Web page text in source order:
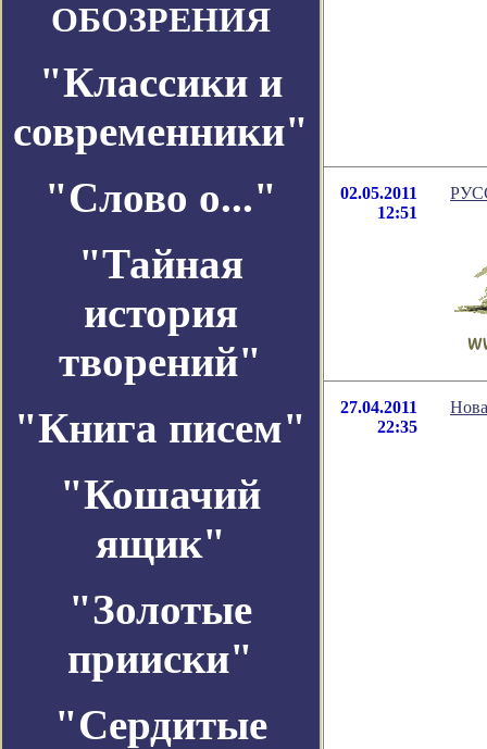
ОБОЗРЕНИЯ
"Классики и
современники"
"Слово о..."
"Тайная
история
творений"
"Книга писем"
"Кошачий
ящик"
"Золотые
прииски"
"Сердитые
02.05.2011
12:51
27.04.2011
22:35